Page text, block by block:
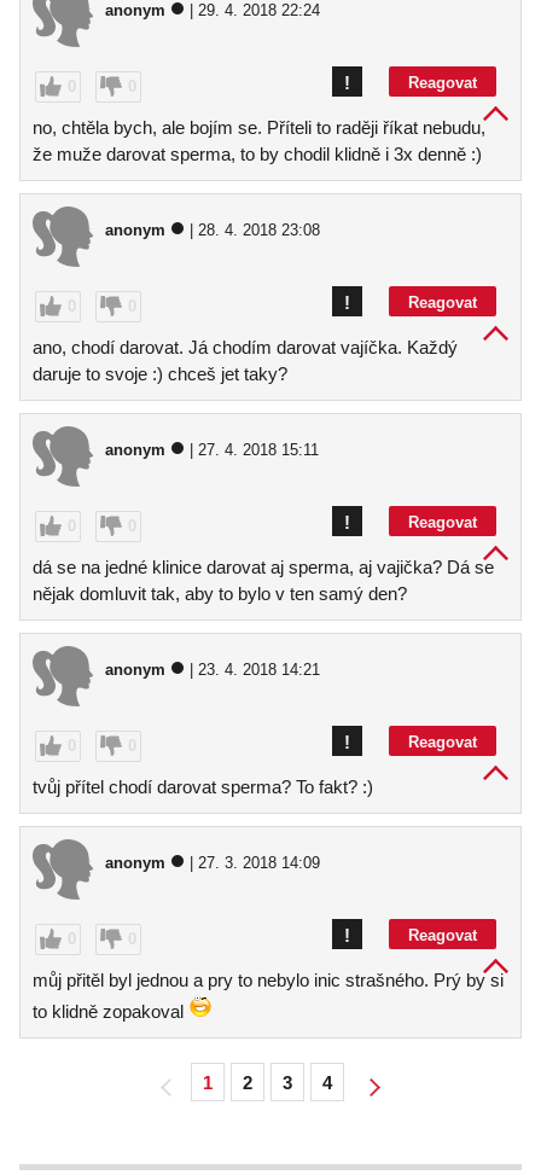
anonym | 29. 4. 2018 22:24
0 0 Reagovat
!
no, chtěla bych, ale bojím se. Příteli to raději říkat nebudu,
že muže darovat sperma, to by chodil klidně i 3x denně :)
anonym | 28. 4. 2018 23:08
0 0 Reagovat
!
ano, chodí darovat. Já chodím darovat vajíčka. Každý
daruje to svoje :) chceš jet taky?
anonym | 27. 4. 2018 15:11
0 0 Reagovat
!
dá se na jedné klinice darovat aj sperma, aj vajička? Dá se
nějak domluvit tak, aby to bylo v ten samý den?
anonym | 23. 4. 2018 14:21
0 0 Reagovat
!
tvůj přítel chodí darovat sperma? To fakt? :)
anonym | 27. 3. 2018 14:09
0 0 Reagovat
!
můj přitěl byl jednou a pry to nebylo inic strašného. Prý by si
to klidně zopakoval
1 2 3 4